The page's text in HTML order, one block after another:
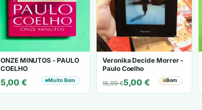
ONZE MINUTOS - PAULO
COELHO
5,00 € Muito Bom
Veronika Decide Morrer -
Paulo Coelho
15,99€
O
preço
5,00 €
O
preço
Bom